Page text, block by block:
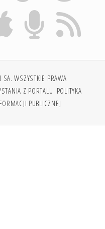
WSZYSTKIE PRAWA
Z PORTALU POLITYKA
PUBLICZNEJ